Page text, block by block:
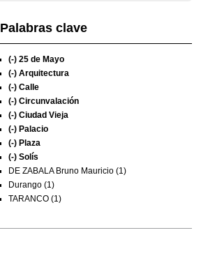
Palabras clave
(-) 25 de Mayo
(-) Arquitectura
(-) Calle
(-) Circunvalación
(-) Ciudad Vieja
(-) Palacio
(-) Plaza
(-) Solís
DE ZABALA Bruno Mauricio (1)
Durango (1)
TARANCO (1)